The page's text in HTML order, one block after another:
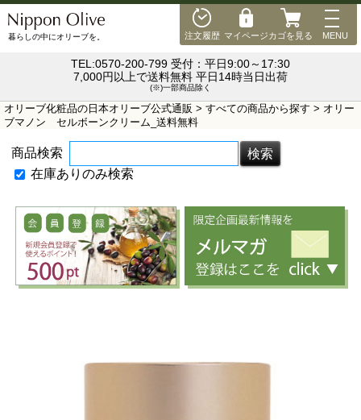
注文履歴 マイページカゴを見る
MENU
MENU
暮らしの中にオリーブを。
TEL:0570-200-799 受付：平日9:00～17:30
7,000円以上で送料無料 平日14時当日出荷
(※)一部商品除く
オリーブ化粧品の日本オリーブ公式通販 > すべての商品から探す > オリー
ブマノン セルボーンクリーム_送料無料
商品検索
在庫ありのみ検索